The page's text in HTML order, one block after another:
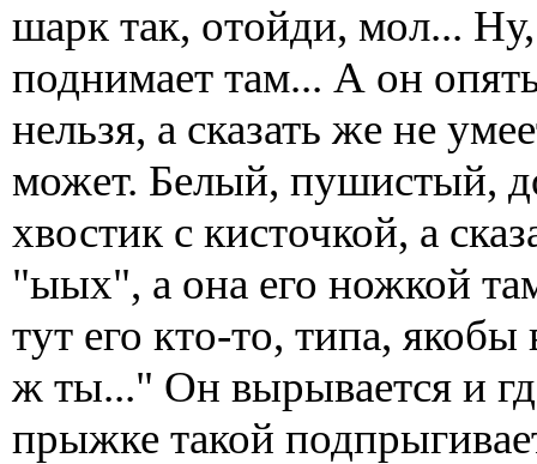
шарк так, отойди, мол...
поднимает там... А он
нельзя, а сказать же не
может. Белый, пушистый,
хвостик с кисточкой, а
"ыых", а она его ножкой
тут его кто-то, типа,
ж ты..." Он вырывается и
прыжке такой